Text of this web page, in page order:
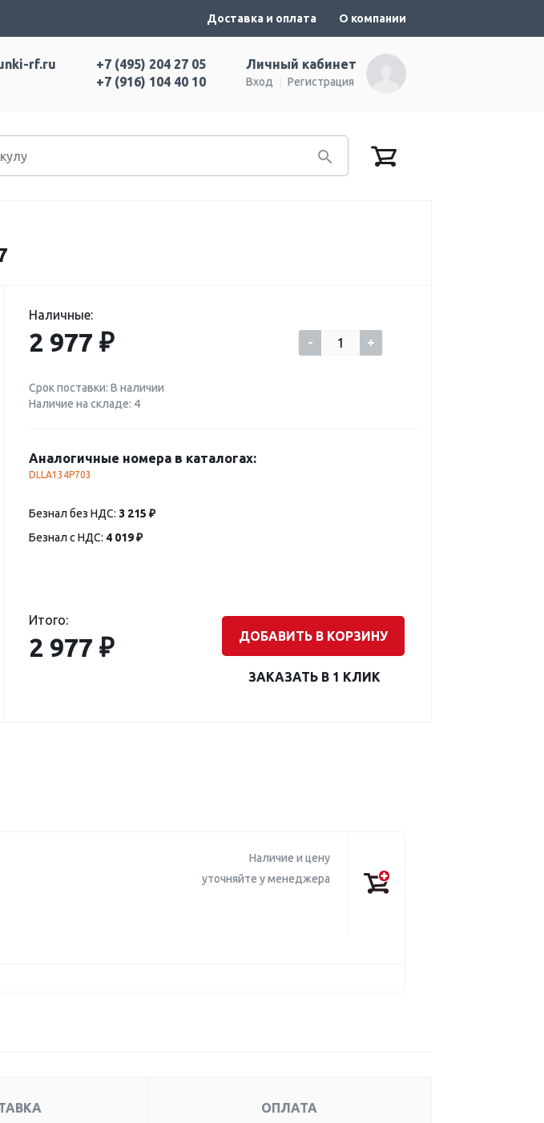
Доставка и оплата О компании
Личный кабинет
Вход Регистрация
+7 (495) 204 27 05
+7 (916) 104 40 10
rf.ru
Наличные:
2 977 ₽ - +
Срок поставки: В наличии
Наличие на складе: 4
Аналогичные номера в каталогах:
DLLA134P703
Безнал без НДС: 3 215 ₽
Безнал с НДС: 4 019 ₽
Итого:
2 977 ₽ ДОБАВИТЬ В КОРЗИНУ
ЗАКАЗАТЬ В 1 КЛИК
Наличие и цену
уточняйте у менеджера
ОПЛАТА